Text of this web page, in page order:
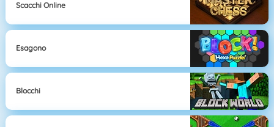
Scacchi Online
Esagono
Blocchi